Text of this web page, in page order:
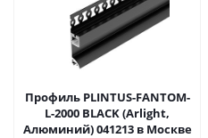
Профиль PLINTUS-FANTOM-
L-2000 BLACK (Arlight,
Алюминий) 041213 в Москве